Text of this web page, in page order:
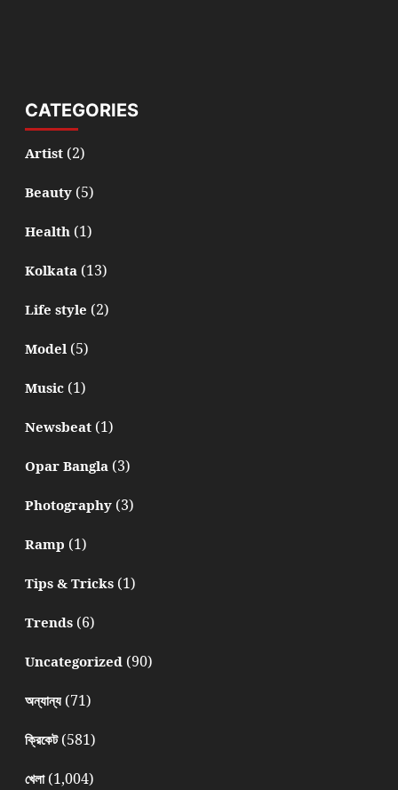
CATEGORIES
Artist(2)
Beauty(5)
Health(1)
Kolkata(13)
Life style (2)
Model(5)
Music(1)
Newsbeat(1)
Opar Bangla(3)
Photography(3)
Ramp (1)
Tips & Tricks(1)
Trends(6)
Uncategorized(90)
অন্যান্য(71)
ক্রিকেট(581)
খেলা(1,004)